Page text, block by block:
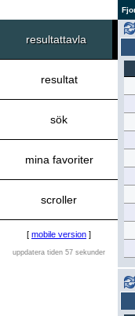
resultattavla
resultat
sök
mina favoriter
scroller
[ mobile version ]
uppdatera tiden 57 sekunder